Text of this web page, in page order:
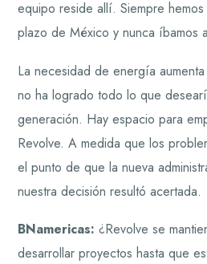
equipo reside allí. Siempre
plazo de México y nunca íbamos
La necesidad de energía
no ha logrado todo lo que
generación. Hay espacio para
Revolve. A medida que los
el punto de que la nueva
nuestra decisión resultó acertada.
BNamericas: ¿Revolve se
desarrollar proyectos hasta que